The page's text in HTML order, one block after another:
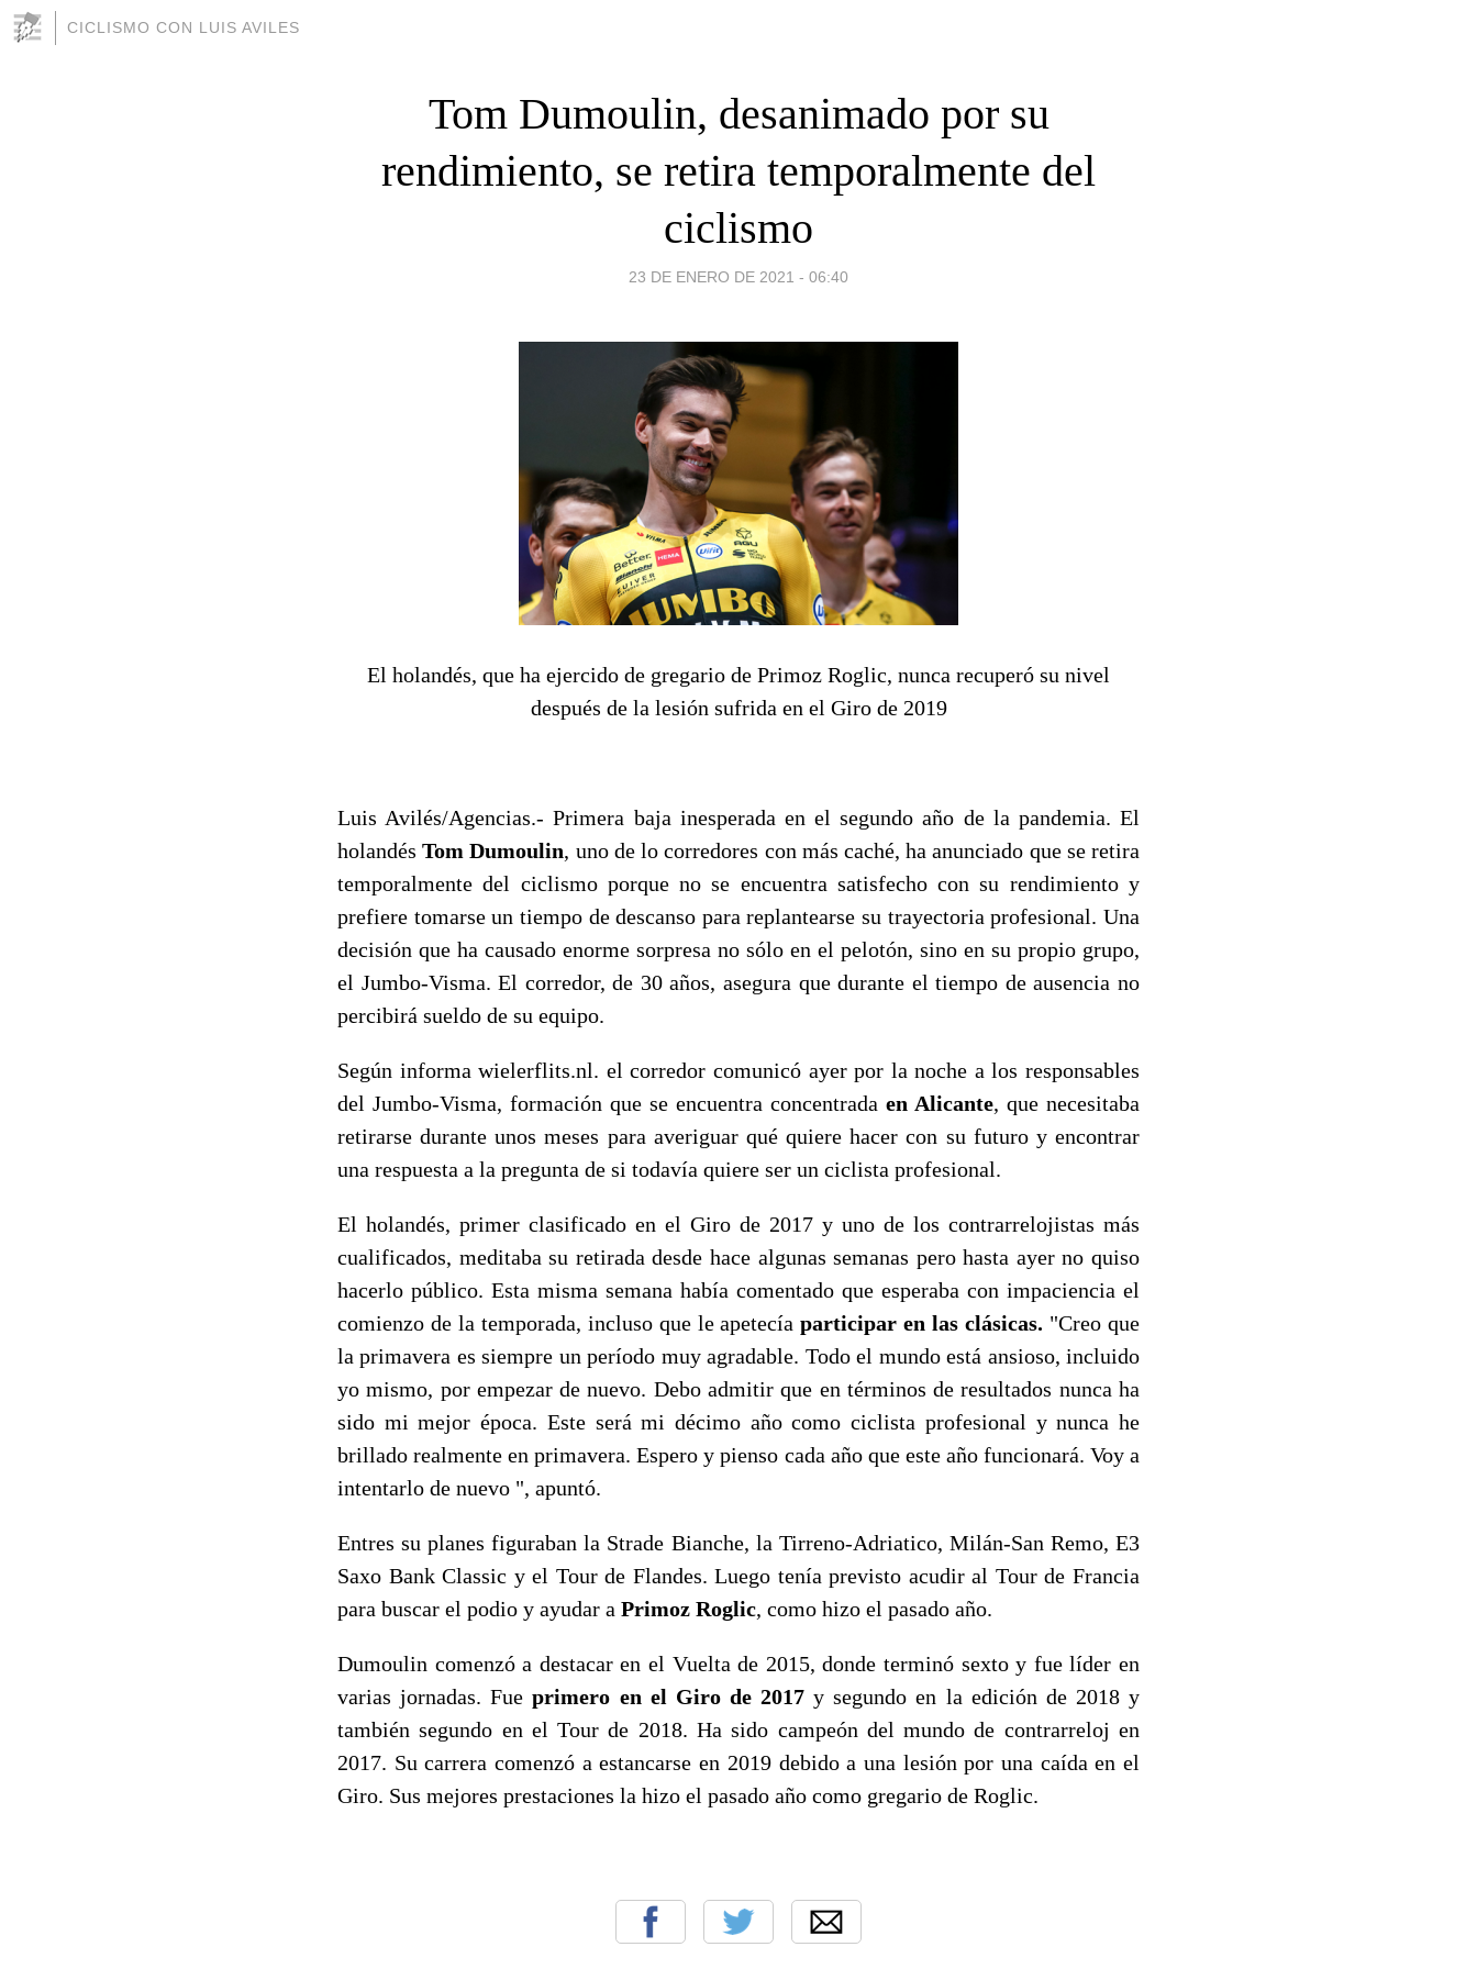
CICLISMO CON LUIS AVILES
Tom Dumoulin, desanimado por su
rendimiento, se retira temporalmente del
ciclismo
23 DE ENERO DE 2021 - 06:40
El holandés, que ha ejercido de gregario de Primoz Roglic, nunca recuperó su nivel
después de la lesión sufrida en el Giro de 2019
Luis Avilés/Agencias.- Primera baja inesperada en el segundo año de la pandemia. El
holandésTom Dumoulin, uno de lo corredores con más caché, ha anunciado que se retira
temporalmente del ciclismo porque no se encuentra satisfecho con su rendimiento y
prefiere tomarse un tiempo de descanso para replantearse su trayectoria profesional. Una
decisión que ha causado enorme sorpresa no sólo en el pelotón, sino en su propio grupo,
el Jumbo-Visma. El corredor, de 30 años, asegura que durante el tiempo de ausencia no
percibirá sueldo de su equipo.
Según informa wielerflits.nl. el corredor comunicó ayer por la noche a los responsables
del Jumbo-Visma, formación que se encuentra concentrada en Alicante, que necesitaba
retirarse durante unos meses para averiguar qué quiere hacer con su futuro y encontrar
una respuesta a la pregunta de si todavía quiere ser un ciclista profesional.
El holandés, primer clasificado en el Giro de 2017 y uno de los contrarrelojistas más
cualificados, meditaba su retirada desde hace algunas semanas pero hasta ayer no quiso
hacerlo público. Esta misma semana había comentado que esperaba con impaciencia el
comienzo de la temporada, incluso que le apetecíaparticipar en las clásicas. "Creo que
la primavera es siempre un período muy agradable. Todo el mundo está ansioso, incluido
yo mismo, por empezar de nuevo. Debo admitir que en términos de resultados nunca ha
sido mi mejor época. Este será mi décimo año como ciclista profesional y nunca he
brillado realmente en primavera. Espero y pienso cada año que este año funcionará. Voy a
intentarlo de nuevo ", apuntó.
Entres su planes figuraban la Strade Bianche, la Tirreno-Adriatico, Milán-San Remo, E3
Saxo Bank Classic y el Tour de Flandes. Luego tenía previsto acudir al Tour de Francia
para buscar el podio y ayudar a Primoz Roglic, como hizo el pasado año.
Dumoulin comenzó a destacar en el Vuelta de 2015, donde terminó sexto y fue líder en
varias jornadas. Fueprimero en el Giro de 2017 y segundo en la edición de 2018 y
también segundo en el Tour de 2018. Ha sido campeón del mundo de contrarreloj en
2017. Su carrera comenzó a estancarse en 2019 debido a una lesión por una caída en el
Giro. Sus mejores prestaciones la hizo el pasado año como gregario de Roglic.